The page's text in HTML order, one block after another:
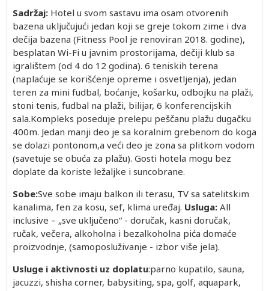
Sadržaj: Hotel u svom sastavu ima osam otvorenih
bazena uključujući jedan koji se greje tokom zime i dva
dečija bazena (Fitness Pool je renoviran 2018. godine),
besplatan Wi-Fi u javnim prostorijama, dečiji klub sa
igralištem (od 4 do 12 godina). 6 teniskih terena
(naplaćuje se korišćenje opreme i osvetljenja), jedan
teren za mini fudbal, boćanje, košarku, odbojku na plaži,
stoni tenis, fudbal na plaži, bilijar, 6 konferencijskih
sala.Kompleks poseduje prelepu peščanu plažu dugačku
400m. Jedan manji deo je sa koralnim grebenom do koga
se dolazi pontonom,a veći deo je zona sa plitkom vodom
(savetuje se obuća za plažu). Gosti hotela mogu bez
doplate da koriste ležaljke i suncobrane.
Sobe:Sve sobe imaju balkon ili terasu, TV sa satelitskim
kanalima, fen za kosu, sef, klima uređaj. Usluga: All
inclusive – „sve uključeno“ - doručak, kasni doručak,
ručak, večera, alkoholna i bezalkoholna pića domaće
proizvodnje, (samoposluživanje - izbor više jela).
Usluge i aktivnosti uz doplatu:parno kupatilo, sauna,
jacuzzi, shisha corner, babysiting, spa, golf, aquapark,